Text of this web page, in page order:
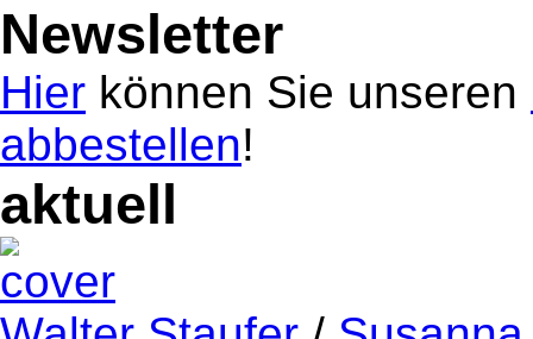
Newsletter
Hier können Sie unseren
abbestellen!
aktuell